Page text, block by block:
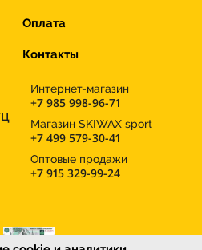
Оплата
Контакты
Интернет-магазин
+7 985 998-96-71
Магазин SKIWAX sport
+7 499 579-30-41
Оптовые продажи
+7 915 329-99-24